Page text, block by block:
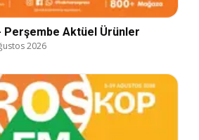
Perşembe Aktüel Ürünler
2026